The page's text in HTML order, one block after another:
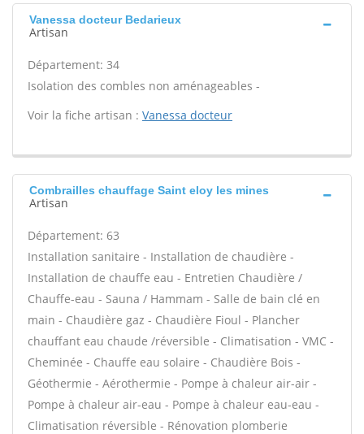
Vanessa docteur Bedarieux
Artisan
Département: 34
Isolation des combles non aménageables -
Voir la fiche artisan : Vanessa docteur
Combrailles chauffage Saint eloy les mines
Artisan
Département: 63
Installation sanitaire - Installation de chaudière -
Installation de chauffe eau - Entretien Chaudière /
Chauffe-eau - Sauna / Hammam - Salle de bain clé en
main - Chaudière gaz - Chaudière Fioul - Plancher
chauffant eau chaude /réversible - Climatisation - VMC -
Cheminée - Chauffe eau solaire - Chaudière Bois -
Géothermie - Aérothermie - Pompe à chaleur air-air -
Pompe à chaleur air-eau - Pompe à chaleur eau-eau -
Climatisation réversible - Rénovation plomberie